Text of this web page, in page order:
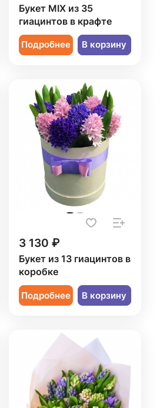
Букет MIX из 35
гиацинтов в крафте
Подробнее В корзину
3 130 ₽
Букет из 13 гиацинтов в
коробке
Подробнее В корзину